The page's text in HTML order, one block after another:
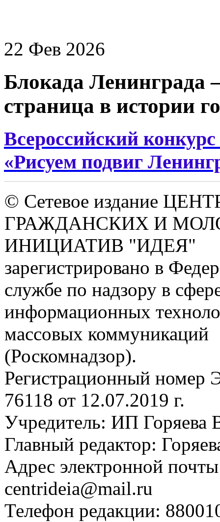
22 Фев 2026
Блокада Ленинграда
страница в истории
Всероссийский
«Рисуем подвиг
© Сетевое издание
ГРАЖДАНСКИХ И
ИНИЦИАТИВ "ИДЕЯ"
зарегистрировано в
службе по надзору в
информационных
массовых коммуникаций
(Роскомнадзор).
Регистрационный
76118 от 12.07.2019 г.
Учредитель: ИП Горяева
Главный редактор:
Адрес электронной
centrideia@mail.ru
Телефон редакции: